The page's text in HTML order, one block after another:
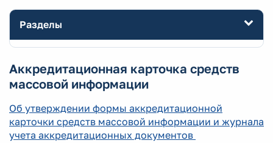
Разделы
Аккредитационная карточка средств
массовой информации
Об утверждении формы аккредитационной
карточки средств массовой информации и журнала
учета аккредитационных документов